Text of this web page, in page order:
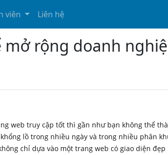
viên Liên hệ
mở rộng doanh
web truy cập tốt thì gần như bạn không thể
lồ trong nhiều ngày và trong nhiều phân
chỉ dựa vào một trang web có giao diện